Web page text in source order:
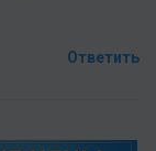
Ответить